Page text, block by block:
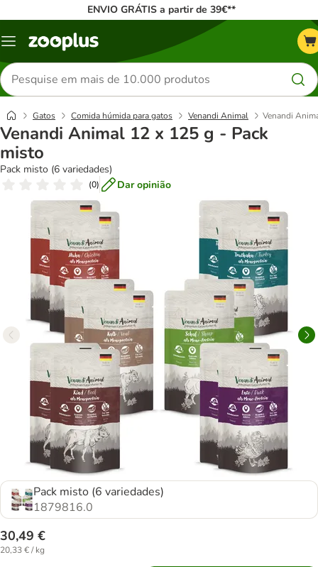
ENVIO GRÁTIS a partir de 39€**
Menu
Pesquisar
produtos
Gatos Comida húmida para gatos Venandi Animal Venandi
Venandi Animal 12 x 125 g - Pack
misto
Pack misto (6 variedades)
(0) Dar opinião
Pack misto (6 variedades)
1879816.0
30,49 €
20,33 € / kg